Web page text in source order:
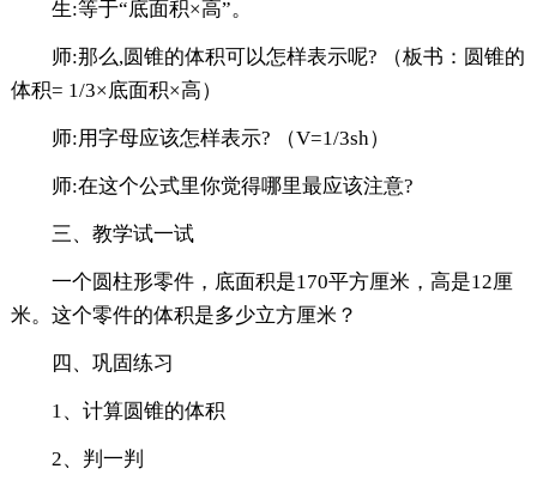
生:等于“底面积×高”。
师:那么,圆锥的体积可以怎样表示呢? （板书：圆锥的
体积= 1/3×底面积×高）
师:用字母应该怎样表示? （V=1/3sh）
师:在这个公式里你觉得哪里最应该注意?
三、教学试一试
一个圆柱形零件，底面积是170平方厘米，高是12厘
米。这个零件的体积是多少立方厘米？
四、巩固练习
1、计算圆锥的体积
2、判一判